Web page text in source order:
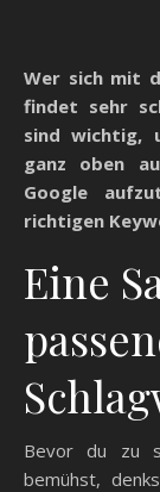
Wer sich mit dem Thema SEO auseinandersetzt, der
findet sehr
sind wichtig,
ganz oben
Google
richtigen
Eine
Bevor du zu
bemühst,